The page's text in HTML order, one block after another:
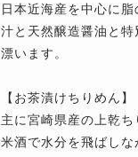
日本近海産を中心に
汁と天然醸造醤油と
漂います。
【お茶漬けちりめん】
主に宮崎県産の上乾
米酒で水分を飛ばし